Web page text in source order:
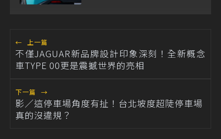
← 上一篇
不僅JAGUAR新品牌設計印象深刻！全新概念
車TYPE 00更是震撼世界的亮相
下一篇 →
影／這停車場角度有扯！台北坡度超陡停車場
真的沒違規？